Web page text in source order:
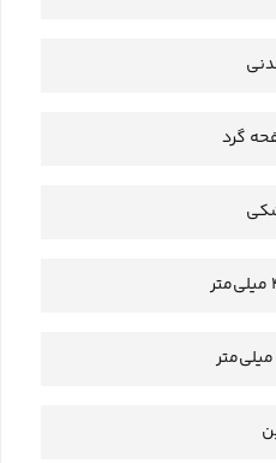
گرد